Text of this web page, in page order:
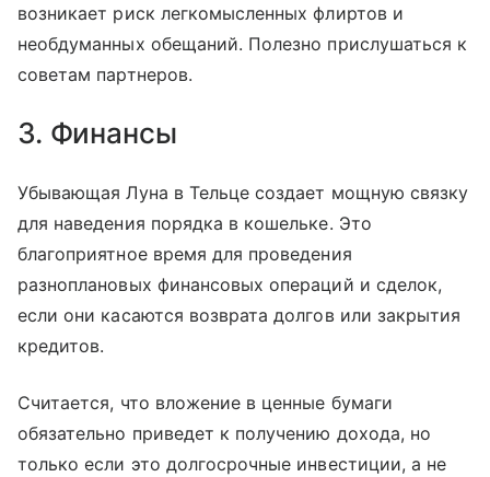
возникает риск легкомысленных флиртов и
необдуманных обещаний. Полезно прислушаться к
советам партнеров.
3. Финансы
Убывающая Луна в Тельце создает мощную связку
для наведения порядка в кошельке. Это
благоприятное время для проведения
разноплановых финансовых операций и сделок,
если они касаются возврата долгов или закрытия
кредитов.
Считается, что вложение в ценные бумаги
обязательно приведет к получению дохода, но
только если это долгосрочные инвестиции, а не